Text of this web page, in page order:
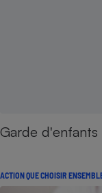
Garde d'enfants
ACTION QUE CHOISIR